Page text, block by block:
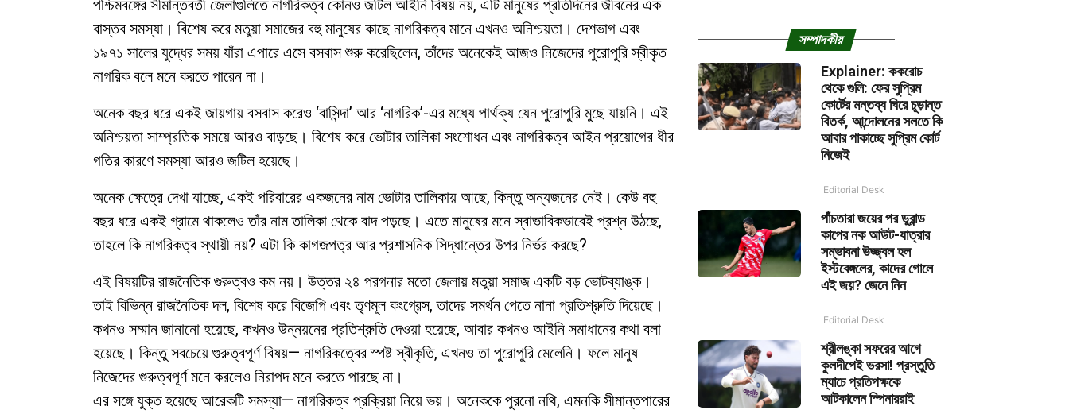
পশ্চিমবঙ্গের সীমান্তবর্তী জেলাগুলিতে নাগরিকত্ব কোনও জটিল আইনি বিষয় নয়, এটি মানুষের প্রতিদিনের জীবনের এক
বাস্তব সমস্যা। বিশেষ করে মতুয়া সমাজের বহু মানুষের কাছে নাগরিকত্ব মানে এখনও অনিশ্চয়তা। দেশভাগ এবং
১৯৭১ সালের যুদ্ধের সময় যাঁরা এপারে এসে বসবাস শুরু করেছিলেন, তাঁদের অনেকেই আজও নিজেদের পুরোপুরি স্বীকৃত
নাগরিক বলে মনে করতে পারেন না।
অনেক বছর ধরে একই জায়গায় বসবাস করেও ‘বাসিন্দা’ আর ‘নাগরিক’-এর মধ্যে পার্থক্য যেন পুরোপুরি মুছে যায়নি। এই
অনিশ্চয়তা সাম্প্রতিক সময়ে আরও বাড়ছে। বিশেষ করে ভোটার তালিকা সংশোধন এবং নাগরিকত্ব আইন প্রয়োগের ধীর
গতির কারণে সমস্যা আরও জটিল হয়েছে।
অনেক ক্ষেত্রে দেখা যাচ্ছে, একই পরিবারের একজনের নাম ভোটার তালিকায় আছে, কিন্তু অন্যজনের নেই। কেউ বহু
বছর ধরে একই গ্রামে থাকলেও তাঁর নাম তালিকা থেকে বাদ পড়ছে। এতে মানুষের মনে স্বাভাবিকভাবেই প্রশ্ন উঠছে,
তাহলে কি নাগরিকত্ব স্থায়ী নয়? এটা কি কাগজপত্র আর প্রশাসনিক সিদ্ধান্তের উপর নির্ভর করছে?
এই বিষয়টির রাজনৈতিক গুরুত্বও কম নয়। উত্তর ২৪ পরগনার মতো জেলায় মতুয়া সমাজ একটি বড় ভোটব্যাঙ্ক।
তাই বিভিন্ন রাজনৈতিক দল, বিশেষ করে বিজেপি এবং তৃণমূল কংগ্রেস, তাদের সমর্থন পেতে নানা প্রতিশ্রুতি দিয়েছে।
কখনও সম্মান জানানো হয়েছে, কখনও উন্নয়নের প্রতিশ্রুতি দেওয়া হয়েছে, আবার কখনও আইনি সমাধানের কথা বলা
হয়েছে। কিন্তু সবচেয়ে গুরুত্বপূর্ণ বিষয়— নাগরিকত্বের স্পষ্ট স্বীকৃতি, এখনও তা পুরোপুরি মেলেনি। ফলে মানুষ
নিজেদের গুরুত্বপূর্ণ মনে করলেও নিরাপদ মনে করতে পারছে না।
এর সঙ্গে যুক্ত হয়েছে আরেকটি সমস্যা— নাগরিকত্ব প্রক্রিয়া নিয়ে ভয়। অনেককে পুরনো নথি, এমনকি সীমান্তপারের
সম্পাদকীয়
Explainer: ককরোচ
থেকে গুলি: ফের সুপ্রিম
কোর্টের মন্তব্য ঘিরে চূড়ান্ত
বিতর্ক, আন্দোলনের সলতে কি
আবার পাকাচ্ছে সুপ্রিম কোর্ট
নিজেই
Editorial Desk
পাঁচতারা জয়ের পর ডুরান্ড
কাপের নক আউট-যাত্রার
সম্ভাবনা উজ্জ্বল হল
ইস্টবেঙ্গলের, কাদের গোলে
এই জয়? জেনে নিন
Editorial Desk
শ্রীলঙ্কা সফরের আগে
কুলদীপেই ভরসা! প্রস্তুতি
ম্যাচে প্রতিপক্ষকে
আটকালেন স্পিনাররাই